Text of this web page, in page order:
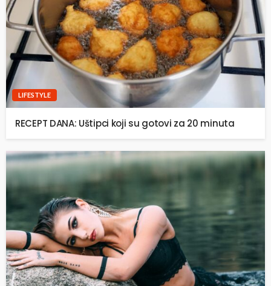
LIFESTYLE
RECEPT DANA: Uštipci koji su gotovi za 20 minuta